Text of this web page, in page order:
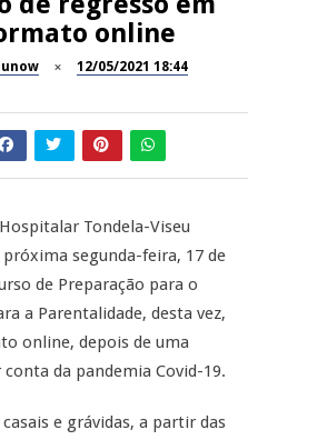
da
Penalva
a-Velha
online
12/05/2021 18:44
Tondela-Viseu
segunda-feira, 17 de
de Preparação para o
a Parentalidade, desta vez,
online, depois de uma
conta da pandemia Covid-19.
e grávidas, a partir das